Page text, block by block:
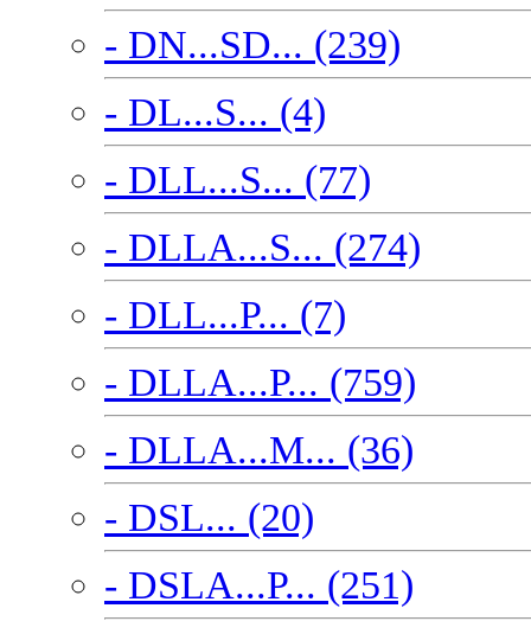
- DN...SD... (239)
- DL...S... (4)
- DLL...S... (77)
- DLLA...S... (274)
- DLL...P... (7)
- DLLA...P... (759)
- DLLA...M... (36)
- DSL... (20)
- DSLA...P... (251)